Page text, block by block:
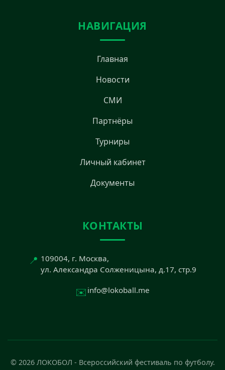
НАВИГАЦИЯ
Главная
Новости
СМИ
Партнёры
Турниры
Личный кабинет
Документы
КОНТАКТЫ
📍 109004, г. Москва,
ул. Александра Солженицына, д.17, стр.9
✉️ info@lokoball.me
© 2026 ЛОКОБОЛ - Всероссийский фестиваль по футболу.